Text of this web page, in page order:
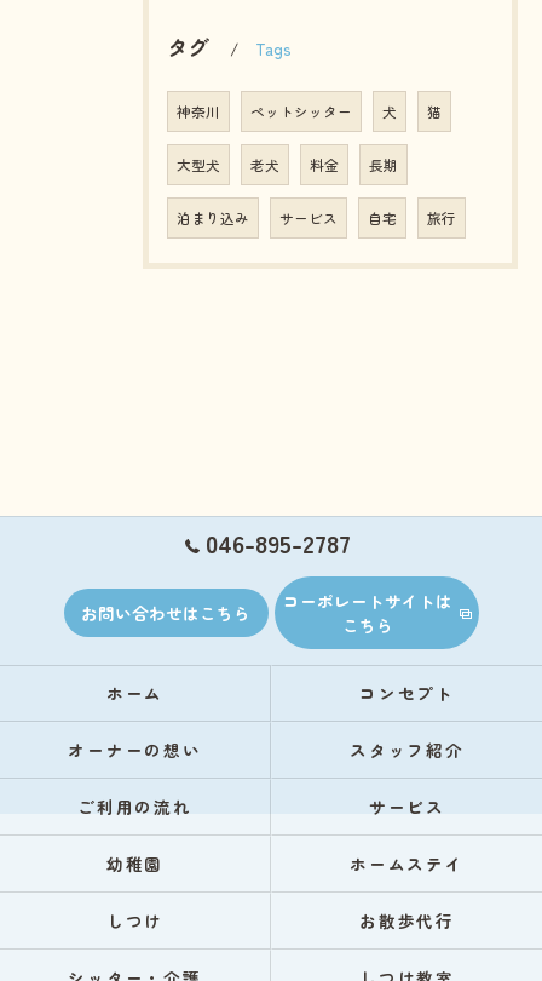
タグ Tags
神奈川 ペットシッター 犬 猫
大型犬 老犬 料金 長期
泊まり込み サービス 自宅 旅行
046-895-2787
お問い合わせはこちら
コーポレートサイトは
こちら
ホーム コンセプト
オーナーの想い スタッフ紹介
ご利用の流れ サービス
幼稚園 ホームステイ
しつけ お散歩代行